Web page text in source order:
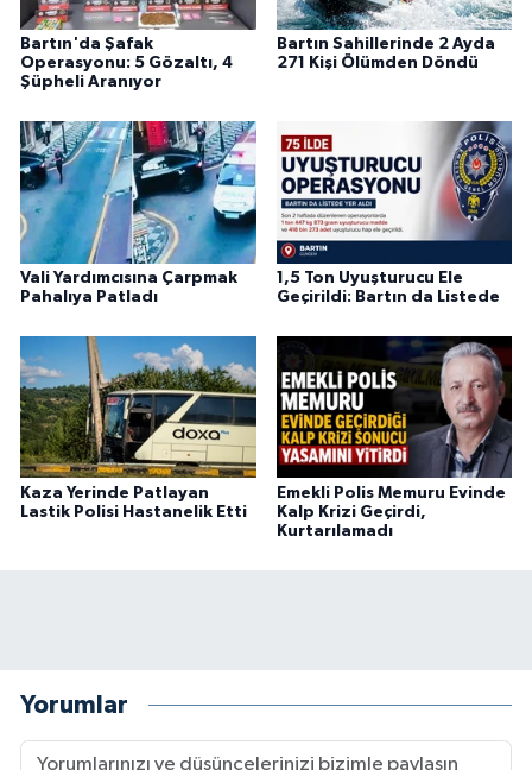
Bartın'da Şafak
Operasyonu: 5 Gözaltı, 4
Şüpheli Aranıyor
Bartın Sahillerinde 2 Ayda
271 Kişi Ölümden Döndü
Vali Yardımcısına Çarpmak
Pahalıya Patladı
1,5 Ton Uyuşturucu Ele
Geçirildi: Bartın da Listede
Kaza Yerinde Patlayan
Lastik Polisi Hastanelik Etti
Emekli Polis Memuru Evinde
Kalp Krizi Geçirdi,
Kurtarılamadı
Yorumlar